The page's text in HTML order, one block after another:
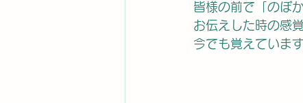
皆様の前で「のぼ
お伝えした時の感
今でも覚えています